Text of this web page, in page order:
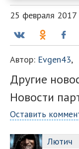
25 февраля 2017
Автор: Evgen43,
Другие
Новости
Оставить
Лютич